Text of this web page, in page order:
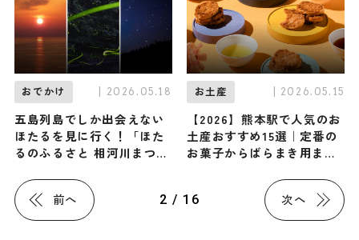
おでかけ | 2026.05.18
五島列島でしか出会えない
ほたるを見に行く！「ほた
るのふるさと 相河川まつ
崎・新上五島町
お土産 | 2026.05.15
【2026】熊本駅で人気のお
土産おすすめ15選｜定番の
お菓子からばらまき用まで
前へ 2 / 16 次へ